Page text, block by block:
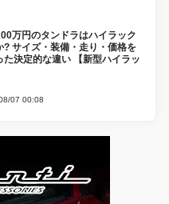
万円のタンドラはハイラック
? サイズ・装備・走り・価格を
決定的な違い 【新型ハイラッ
07 00:08